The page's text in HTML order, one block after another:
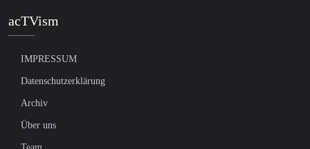
acTVism
IMPRESSUM
Datenschutzerklärung
Archiv
Über uns